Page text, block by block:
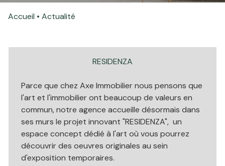
biens
Terrains
Local
professionnel
ou
commercial
Locations
biens
Local
professionnel
ou
commercial
Estimation
Notre
agence
Nos
Home
Avis
client
Accueil Actualité
RESIDENZA
Parce que chez Axe Immobilier nous pensons que
l'art et l'immobilier ont beaucoup de valeurs en
commun, notre agence accueille désormais dans
ses murs le projet innovant "RESIDENZA", un
espace concept dédié à l'art où vous pourrez
découvrir des oeuvres originales au sein
d'exposition temporaires.